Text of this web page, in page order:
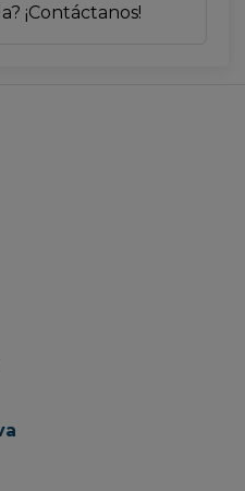
¡Contáctanos!